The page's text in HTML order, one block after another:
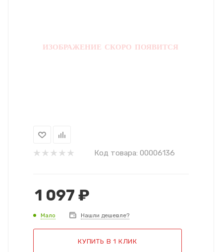
Код товара: 00006136
1 097 ₽
Мало Нашли дешевле?
КУПИТЬ В 1 КЛИК